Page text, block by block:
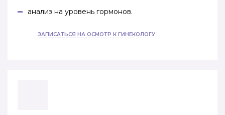
анализ на уровень гормонов.
ЗАПИСАТЬСЯ НА ОСМОТР К ГИНЕКОЛОГУ